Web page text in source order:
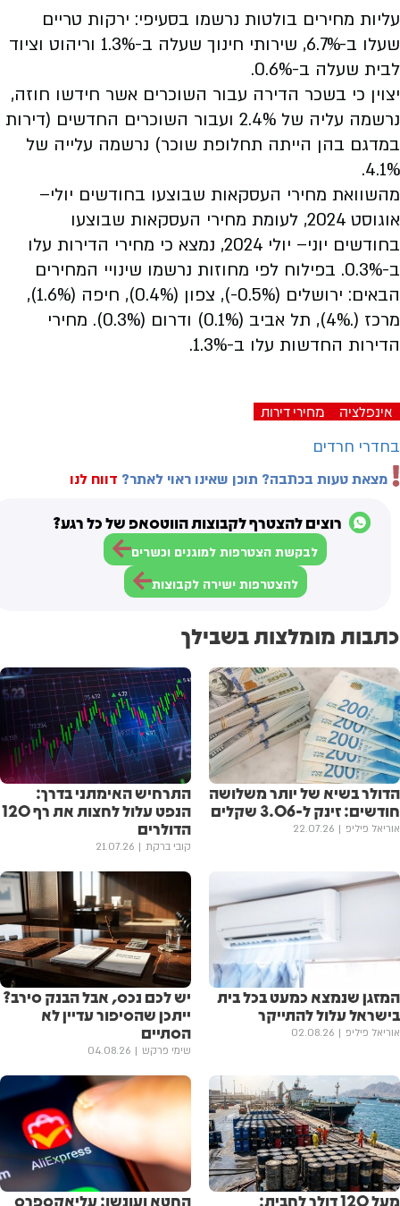
עליות מחירים בולטות נרשמו בסעיפי: ירקות טריים
שעלו ב-6.7%, שירותי חינוך שעלה ב-1.3% וריהוט וציוד
לבית שעלה ב-0.6%.
יצוין כי בשכר הדירה עבור השוכרים אשר חידשו חוזה,
נרשמה עליה של 2.4% ועבור השוכרים החדשים (דירות
במדגם בהן הייתה תחלופת שוכר) נרשמה עלייה של
4.1%.
מהשוואת מחירי העסקאות שבוצעו בחודשים יולי–
אוגוסט 2024, לעומת מחירי העסקאות שבוצעו
בחודשים יוני– יולי 2024, נמצא כי מחירי הדירות עלו
ב-0.3%. בפילוח לפי מחוזות נרשמו שינויי המחירים
הבאים: ירושלים (0.5%-), צפון (0.4%), חיפה (1.6%),
מרכז (.4%), תל אביב (0.1%) ודרום (0.3%). מחירי
הדירות החדשות עלו ב-1.3%.
אינפלציה מחירי דירות
בחדרי חרדים
מצאת טעות בכתבה? תוכן שאינו ראוי לאתר? דווח לנו
רוצים להצטרף לקבוצות הווטסאפ של כל רגע?
לבקשת הצטרפות למוגנים וכשרים
להצטרפות ישירה לקבוצות
כתבות מומלצות בשבילך
הדולר בשיא של יותר משלושה
חודשים: זינק ל-3.06 שקלים
אוריאל פיליפ 22.07.26
התרחיש האימתני בדרך:
הנפט עלול לחצות את רף 120
הדולרים
קובי ברקת 21.07.26
המזגן שנמצא כמעט בכל בית
בישראל עלול להתייקר
אוריאל פיליפ 02.08.26
יש לכם נכס, אבל הבנק סירב?
ייתכן שהסיפור עדיין לא
הסתיים
שימי פרקש 04.08.26
מעל 120 דולר לחבית: החטא ועונשו: עליאקספרס